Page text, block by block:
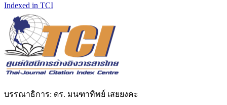
Indexed in TCI
บรรณาธิการ: ดร. มนฑาทิพย์ เสยยงคะ